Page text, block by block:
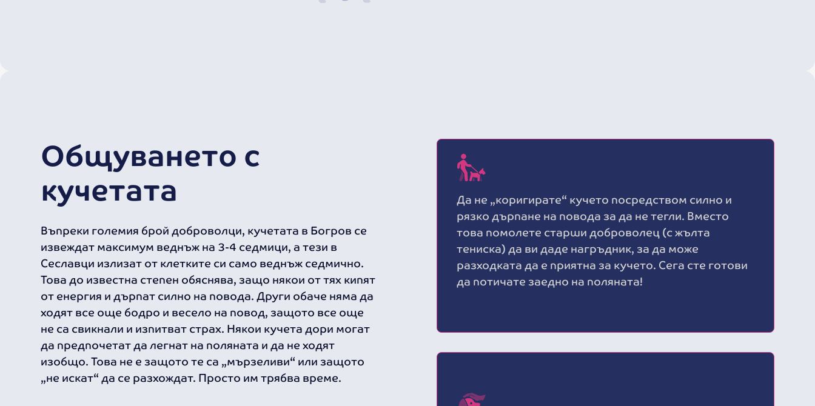
Общуването с
кучетата
Въпреки големия брой доброволци, кучетата в Богров се
извеждат максимум веднъж на 3-4 седмици, а тези в
Сеславци излизат от клетките си само веднъж седмично.
Това до известна степен обяснява, защо някои от тях кипят
от енергия и дърпат силно на повода. Други обаче няма да
ходят все още бодро и весело на повод, защото все още
не са свикнали и изпитват страх. Някои кучета дори могат
да предпочетат да легнат на поляната и да не ходят
изобщо. Това не е защото те са „мързеливи“ или защото
„не искат“ да се разхождат. Просто им трябва време.
Да не „коригирате“ кучето посредством силно и
рязко дърпане на повода за да не тегли. Вместо
това помолете старши доброволец (с жълта
тениска) да ви даде нагръдник, за да може
разходката да е приятна за кучето. Сега сте готови
да потичате заедно на поляната!